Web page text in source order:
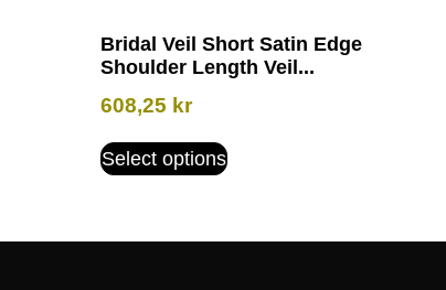
Bridal Veil Short Satin Edge
Shoulder Length Veil...
608,25 kr
Select options